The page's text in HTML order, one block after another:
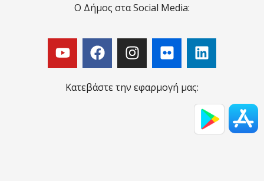
Ο Δήμος στα Social Media:
Κατεβάστε την εφαρμογή μας: